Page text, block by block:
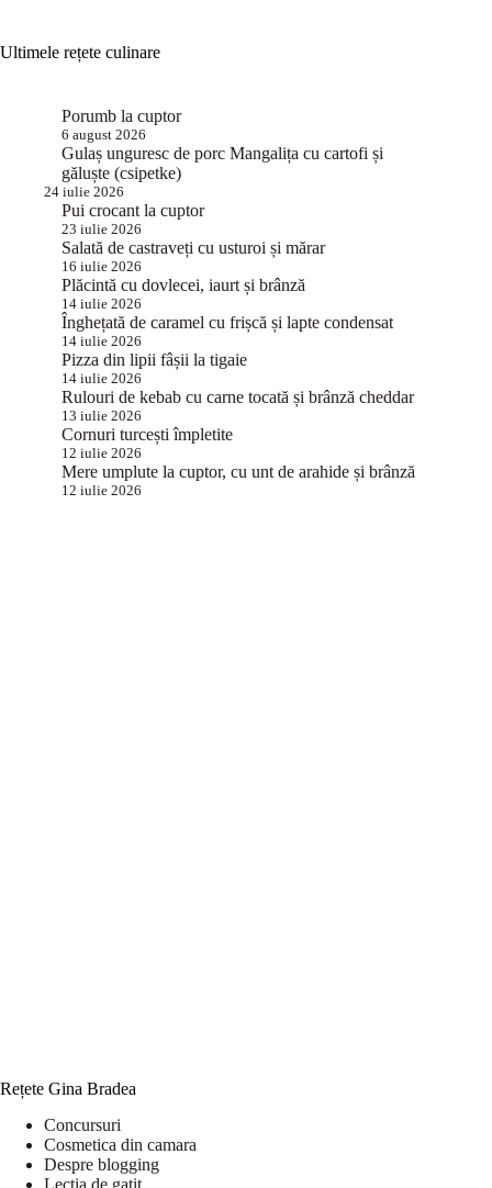
Ultimele rețete culinare
Porumb la cuptor
6 august 2026
Gulaș unguresc de porc Mangalița cu cartofi și
găluște (csipetke)
24 iulie 2026
Pui crocant la cuptor
23 iulie 2026
Salată de castraveți cu usturoi și mărar
16 iulie 2026
Plăcintă cu dovlecei, iaurt și brânză
14 iulie 2026
Înghețată de caramel cu frișcă și lapte condensat
14 iulie 2026
Pizza din lipii fâșii la tigaie
14 iulie 2026
Rulouri de kebab cu carne tocată și brânză cheddar
13 iulie 2026
Cornuri turcești împletite
12 iulie 2026
Mere umplute la cuptor, cu unt de arahide și brânză
12 iulie 2026
Rețete Gina Bradea
Concursuri
Cosmetica din camara
Despre blogging
Lectia de gatit